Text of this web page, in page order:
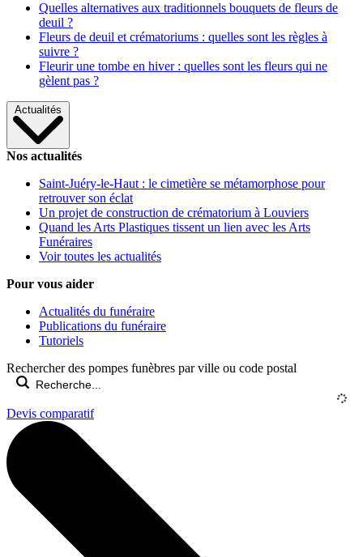
Quelles alternatives aux traditionnels bouquets de fleurs de
deuil ?
Fleurs de deuil et crématoriums : quelles sont les règles à
suivre ?
Fleurir une tombe en hiver : quelles sont les fleurs qui ne
gèlent pas ?
Actualités
Nos actualités
Saint-Juéry-le-Haut : le cimetière se métamorphose pour
retrouver son éclat
Un projet de construction de crématorium à Louviers
Quand les Arts Plastiques tissent un lien avec les Arts
Funéraires
Voir toutes les actualités
Pour vous aider
Actualités du funéraire
Publications du funéraire
Tutoriels
Rechercher des pompes funèbres par ville ou code postal
Devis comparatif